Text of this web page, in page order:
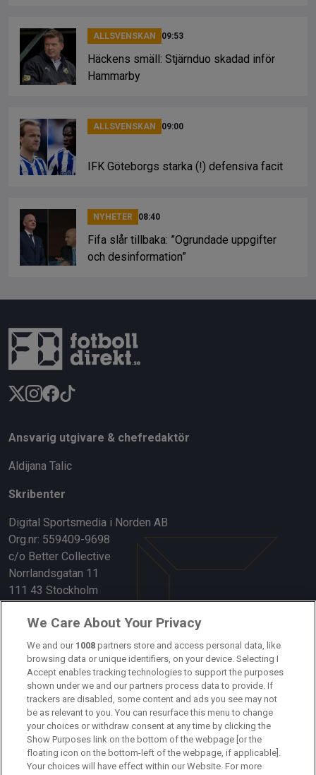
ALLSVENSKAN 09:53
Häckens smäll: Stjärnduo skadad inför
Hammarby
ALLSVENSKAN 09:00
IFK Göteborgs starka (!) defensiva facit
NYHETER 08:40
Fifa slår tillbaka: ”Ogrundade uppgifter
och desinformation”
Ansvarig utgivare & chefredaktör
Aldijana Talic
Skribenter
Digital Sportsmedia i Norden AB
Org.nr: 559409-9698
c/o Better Collective
Norrlandsgatan 11
111 43 Stockholm
Länkar
Om oss
Kontakta oss
Kundtjänst
Sponsor: Rekatochklart
Annonsera på Fotbolldirekt
We Care About Your Privacy
We and our 1008 partners store and access personal data, like
browsing data or unique identifiers, on your device. Selecting I
Accept enables tracking technologies to support the purposes
shown under we and our partners process data to provide. If
trackers are disabled, some content and ads you see may not
be as relevant to you. You can resurface this menu to change
your choices or withdraw consent at any time by clicking the
Show Purposes link on the bottom of the webpage [or the
floating icon on the bottom-left of the webpage, if applicable].
Your choices will have effect within our Website. For more